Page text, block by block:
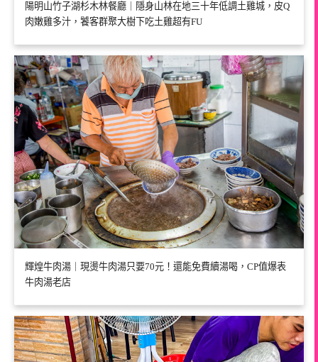
陽明山竹子湖杉木林餐廳｜隱身山林在地三十年低調土雞城，皮Q
肉嫩雞多汁，饕客群聚大樹下吃土雞超有FU
輝煌牛肉湯｜現燙牛肉湯只要70元！還能免費續湯喝，CP值爆表
牛肉湯老店